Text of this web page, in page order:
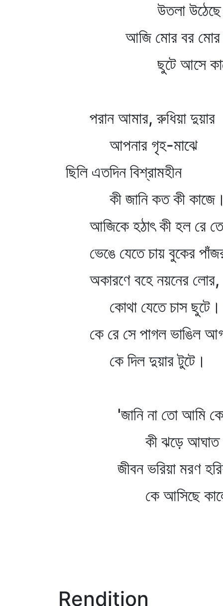
উতলা উঠেছে
আজি মোর বর মোর
ছুটে আসে কালো
পরান আমার, রুধিয়া দুয়ার
আপনার গৃহ-মাঝে
ছিলি এতদিন বিশ্রামহীন
কী জানি কত কী কাজে।
আজিকে হঠাৎ কী হল রে
ভেঙে যেতে চায় বুকের
অকারণে বহে নয়নের লোর,
কোথা যেতে চাস ছুটে।
কে রে সে পাগল ভাঙিল
কে দিল দুয়ার টুটে।
'জানি না তো আমি
কী ঝড়ে আঘাত
জীবন ভরিয়া মরণ
কে আসিছে কালো
Rendition